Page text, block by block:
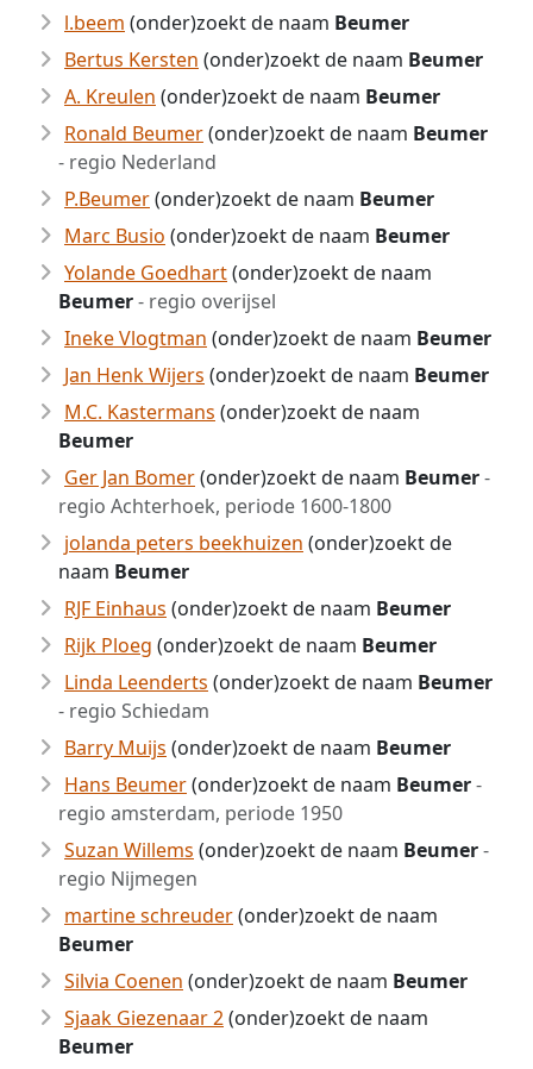
l.beem (onder)zoekt de naam Beumer
Bertus Kersten (onder)zoekt de naam Beumer
A. Kreulen (onder)zoekt de naam Beumer
Ronald Beumer(onder)zoekt de naam Beumer
- regio Nederland
P.Beumer(onder)zoekt de naam Beumer
Marc Busio (onder)zoekt de naam Beumer
Yolande Goedhart(onder)zoekt de naam
Beumer- regio overijsel
Ineke Vlogtman (onder)zoekt de naam Beumer
Jan Henk Wijers (onder)zoekt de naam Beumer
M.C. Kastermans (onder)zoekt de naam
Beumer
Ger Jan Bomer(onder)zoekt de naam Beumer-
regio Achterhoek, periode 1600-1800
jolanda peters beekhuizen (onder)zoekt de
naam Beumer
RJF Einhaus (onder)zoekt de naam Beumer
Rijk Ploeg (onder)zoekt de naam Beumer
Linda Leenderts (onder)zoekt de naam Beumer
- regio Schiedam
Barry Muijs (onder)zoekt de naam Beumer
Hans Beumer(onder)zoekt de naam Beumer-
regio amsterdam, periode 1950
Suzan Willems (onder)zoekt de naam Beumer-
regio Nijmegen
martine schreuder(onder)zoekt de naam
Beumer
Silvia Coenen (onder)zoekt de naam Beumer
Sjaak Giezenaar 2(onder)zoekt de naam
Beumer